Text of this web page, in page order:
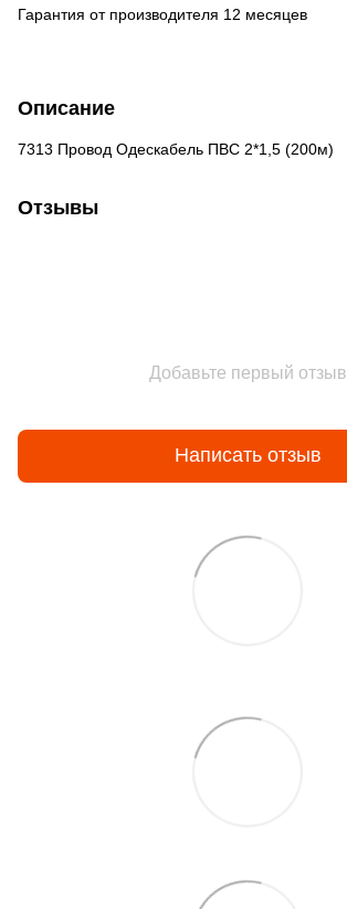
Описание
7313 Провод Одескабель ПВС 2*1,5 (200м)
Отзывы
Добавьте первый отзыв
Написать отзыв
Гарантия от производителя 12 месяцев